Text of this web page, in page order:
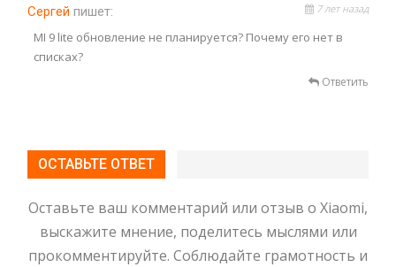
Сергей пишет: 7 лет назад
MI 9 lite обновление не планируется? Почему его нет в
списках?
Ответить
ОСТАВЬТЕ ОТВЕТ
Оставьте ваш комментарий или отзыв о Xiaomi,
выскажите мнение, поделитесь мыслями или
прокомментируйте. Соблюдайте грамотность и